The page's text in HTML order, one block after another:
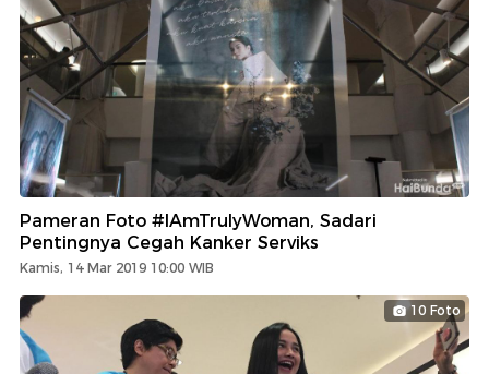
Pameran Foto #IAmTrulyWoman, Sadari
Pentingnya Cegah Kanker Serviks
Kamis, 14 Mar 2019 10:00 WIB
10 Foto